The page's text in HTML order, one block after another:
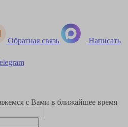
Обратная связь Написать
с Вами в ближайшее время